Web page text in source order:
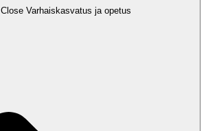
Close Varhaiskasvatus ja opetus